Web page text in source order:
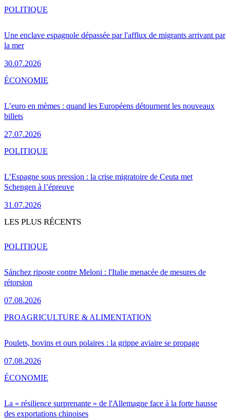
Une enclave espagnole dépassée par l'afflux de migrants arrivant par
la mer
30.07.2026
POLITIQUE
L’euro en mèmes : quand les Européens détournent les nouveaux
billets
27.07.2026
ÉCONOMIE
L’Espagne sous pression : la crise migratoire de Ceuta met
Schengen à l’épreuve
31.07.2026
POLITIQUE
LES PLUS RÉCENTS
Sánchez riposte contre Meloni : l'Italie menacée de mesures de
rétorsion
07.08.2026
POLITIQUE
Poulets, bovins et ours polaires : la grippe aviaire se propage
07.08.2026
PROAGRICULTURE & ALIMENTATION
La « résilience surprenante » de l'Allemagne face à la forte hausse
des exportations chinoises
ÉCONOMIE